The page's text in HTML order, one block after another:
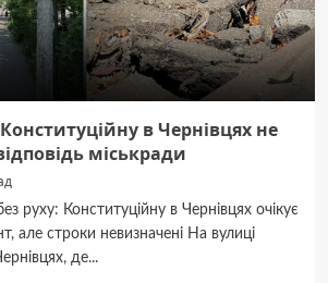
в Чернівцях не
міськради
руху: Конституційну в Чернівцях очікує
але строки невизначені На вулиці
де...